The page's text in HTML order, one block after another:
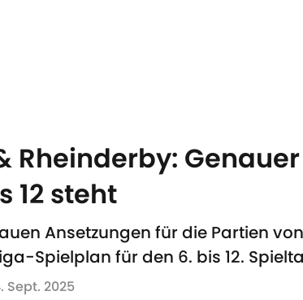
Rheinderby:
12 steht
Ansetzungen für die Partien
Spielplan für den 6. bis 12.
Sept. 2025